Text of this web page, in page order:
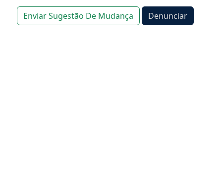
Enviar Sugestão De Mudança Denunciar